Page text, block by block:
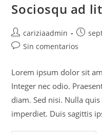
Sociosqu ad
Autor
de
cariziaadmin
de
Comentarios
la
entrada:
Sin comentarios
Lorem ipsum dolor sit
Integer nec odio.
diam. Sed nisi. Nulla
imperdiet. Duis sagittis